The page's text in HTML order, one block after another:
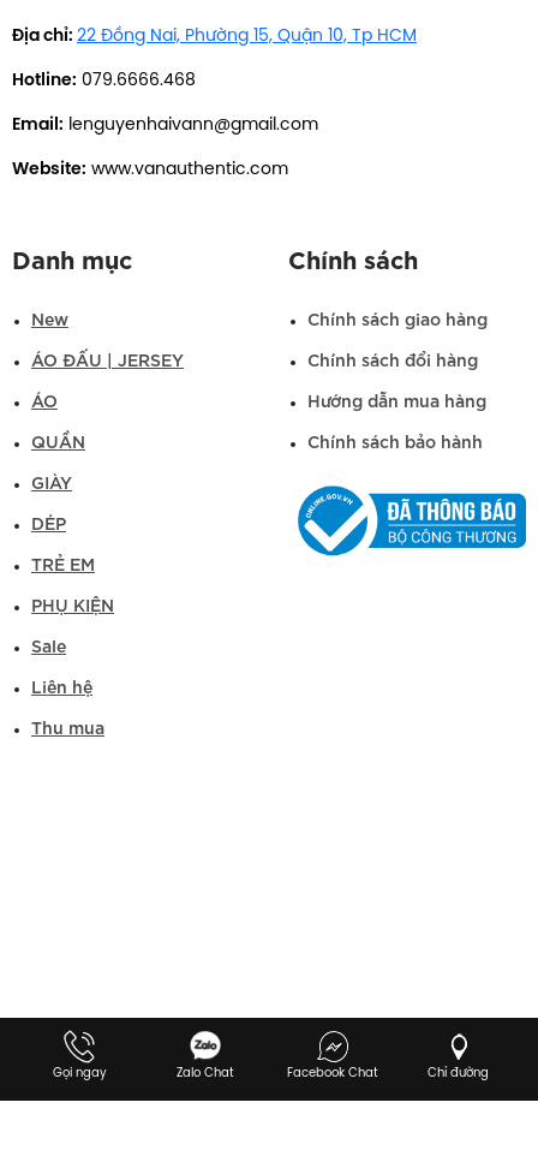
Địa chỉ: 22 Đồng Nai, Phường 15, Quận 10, Tp HCM
Hotline: 079.6666.468
Email: lenguyenhaivann@gmail.com
Website: www.vanauthentic.com
Danh mục
New
ÁO ĐẤU | JERSEY
ÁO
QUẦN
GIÀY
DÉP
TRẺ EM
PHỤ KIỆN
Sale
Liên hệ
Thu mua
Chính sách
Chính sách giao hàng
Chính sách đổi hàng
Hướng dẫn mua hàng
Chính sách bảo hành
Gọi ngay Zalo Chat Facebook Chat Chỉ đường